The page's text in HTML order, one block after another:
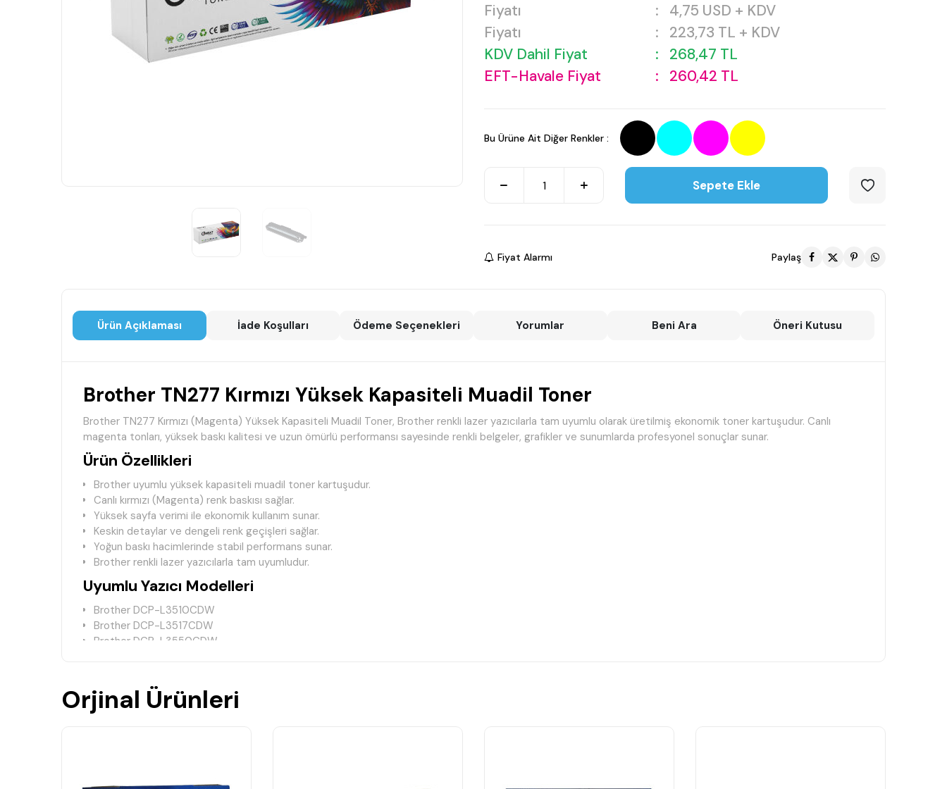
Fiyatı : 4,75 USD + KDV
Fiyatı
: 223,73 TL + KDV
KDV Dahil Fiyat
: 268,47 TL
EFT-Havale Fiyat
: 260,42 TL
Bu Ürüne Ait Diğer Renkler :
Sepete Ekle
Fiyat Alarmı Paylaş
Ürün Açıklaması İade Koşulları Ödeme Seçenekleri Yorumlar Beni Ara Öneri Kutusu
Brother TN277 Kırmızı Yüksek Kapasiteli Muadil Toner
Brother TN277 Kırmızı (Magenta) Yüksek Kapasiteli Muadil Toner, Brother renkli lazer yazıcılarla tam uyumlu olarak üretilmiş ekonomik toner kartuşudur. Canlı
magenta tonları, yüksek baskı kalitesi ve uzun ömürlü performansı sayesinde renkli belgeler, grafikler ve sunumlarda profesyonel sonuçlar sunar.
Ürün Özellikleri
Brother uyumlu yüksek kapasiteli muadil toner kartuşudur.
Canlı kırmızı (Magenta) renk baskısı sağlar.
Yüksek sayfa verimi ile ekonomik kullanım sunar.
Keskin detaylar ve dengeli renk geçişleri sağlar.
Yoğun baskı hacimlerinde stabil performans sunar.
Brother renkli lazer yazıcılarla tam uyumludur.
Uyumlu Yazıcı Modelleri
Brother DCP-L3510CDW
Brother DCP-L3517CDW
Brother DCP-L3550CDW
Brother HL-L3230CDW
Brother HL-L3270CDW
Brother MFC-L3770CDW
Orjinal Ürünleri